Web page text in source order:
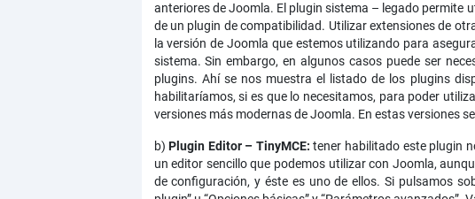
anteriores de Joomla. El plugin sistema – legado permite
de un plugin de compatibilidad. Utilizar extensiones de
la versión de Joomla que estemos utilizando para
sistema. Sin embargo, en algunos casos puede ser
plugins. Ahí se nos muestra el listado de los plugins
habilitaríamos, si es que lo necesitamos, para poder
versiones más modernas de Joomla. En estas versiones
b)Plugin Editor – TinyMCE: tener habilitado este plugin
un editor sencillo que podemos utilizar con Joomla,
de configuración, y éste es uno de ellos. Si pulsamos